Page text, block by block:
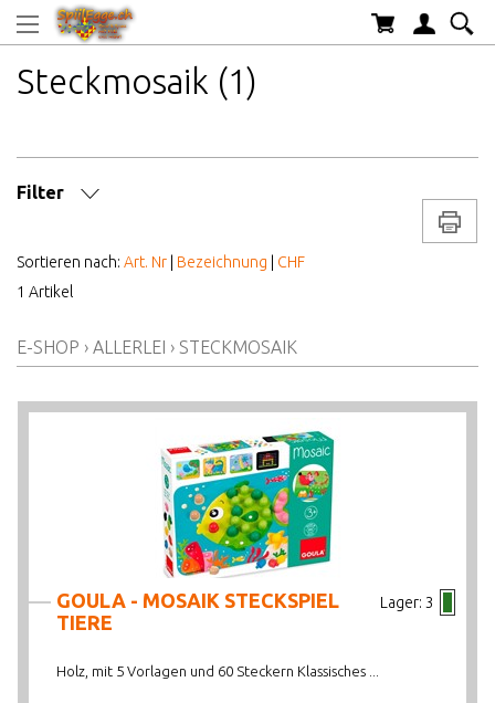
Steckmosaik (1)
Filter
AB WELCHEM ALTER
ALTER AB
PREIS VON BIS
Sortieren nach: Art. Nr Bezeichnung
CHF
1 Artikel
E-SHOP › ALLERLEI › STECKMOSAIK
Lager: 3
GOULA - MOSAIK STECKSPIEL
TIERE
Holz, mit 5 Vorlagen und 60 Steckern Klassisches ...